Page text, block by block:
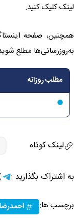
لینک کلیک کنید.
همچنین، صفحه
به‌روزرسانی‌ها مطلع
مطلب روزانه
لینک کوتاه
به اشتراک بگذارید :
برچسب ها: